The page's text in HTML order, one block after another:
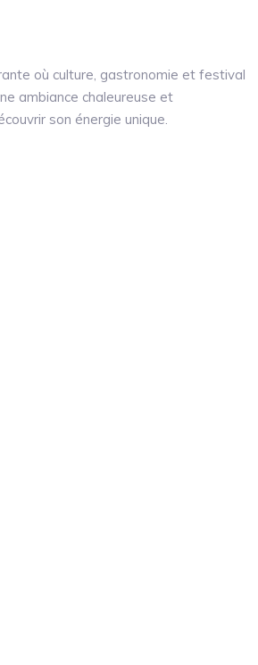
où culture, gastronomie et festival
ambiance chaleureuse et
son énergie unique.